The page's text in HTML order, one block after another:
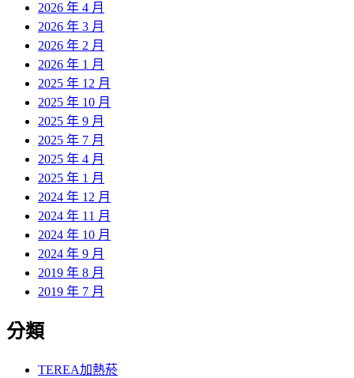
2026 年 4 月
2026 年 3 月
2026 年 2 月
2026 年 1 月
2025 年 12 月
2025 年 10 月
2025 年 9 月
2025 年 7 月
2025 年 4 月
2025 年 1 月
2024 年 12 月
2024 年 11 月
2024 年 10 月
2024 年 9 月
2019 年 8 月
2019 年 7 月
分類
TEREA加熱菸